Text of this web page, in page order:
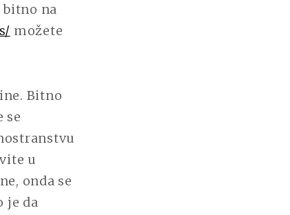
bitno na
možete
Bitno
se
u
onda se
je da